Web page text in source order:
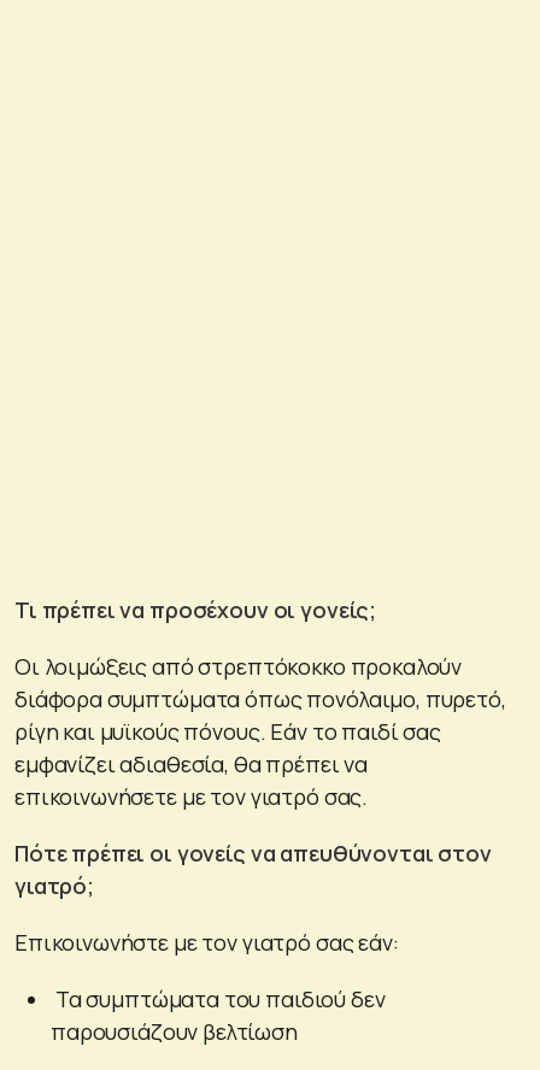
Τι πρέπει να προσέχουν οι γονείς;
Οι λοιμώξεις από στρεπτόκοκκο προκαλούν
διάφορα συμπτώματα όπως πονόλαιμο, πυρετό,
ρίγη και μυϊκούς πόνους. Εάν το παιδί σας
εμφανίζει αδιαθεσία, θα πρέπει να
επικοινωνήσετε με τον γιατρό σας.
Πότε πρέπει οι γονείς να απευθύνονται στον
γιατρό;
Επικοινωνήστε με τον γιατρό σας εάν:
Τα συμπτώματα του παιδιού δεν
παρουσιάζουν βελτίωση